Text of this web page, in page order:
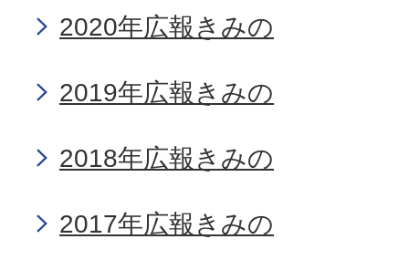
2020年広報きみの
2019年広報きみの
2018年広報きみの
2017年広報きみの